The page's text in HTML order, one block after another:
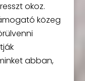
okoz.
közeg
abban,